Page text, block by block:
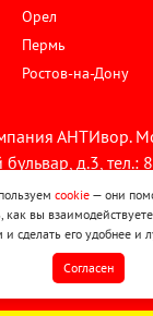
Орел
Пермь
Ростов-на-Дону
АНТИвор.
д.3,
персональных
данных
cookie — они
как вы
и сделать его удобнее и
Cогласен